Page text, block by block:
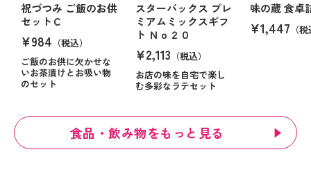
祝づつみ ご飯のお供
セットＣ
¥984 （税込）
ご飯のお供に欠かせな
いお茶漬けとお吸い物
のセット
スターバックス プレ
ミアムミックスギフ
ト Ｎｏ２０
¥2,113 （税込）
お店の味を自宅で楽し
む多彩なラテセット
味の蔵 食卓
¥1,447 （
食品・飲み物をもっと見る